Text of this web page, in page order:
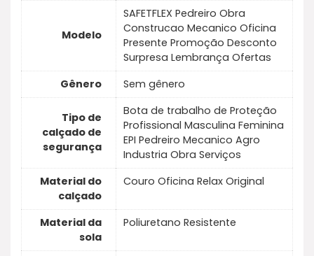
Modelo
SAFETFLEX Pedreiro Obra
Construcao Mecanico Oficina
Presente Promoção Desconto
Surpresa Lembrança Ofertas
Gênero
Sem gênero
Tipo de
calçado de
segurança
Bota de trabalho de Proteção
Profissional Masculina Feminina
EPI Pedreiro Mecanico Agro
Industria Obra Serviços
Material do
calçado
Couro Oficina Relax Original
Material da
sola
Poliuretano Resistente